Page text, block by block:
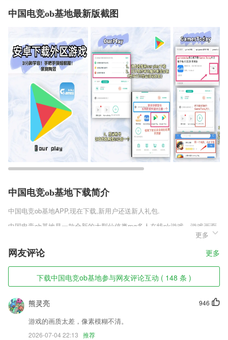
中国电竞ob基地最新版截图
中国电竞ob基地下载简介
中国电竞ob基地APP,现在下载,新用户还送新人礼包.
中国电竞ob基地是一款全新的大型仙侠类rpg多人在线pk游戏，游戏画面
主要由高端引擎打造，使得游戏的表现能力更加丰富多样，不停地进行紧
张刺激的修炼与冒险来增加自己的见识和修为，培养自己的武器，强化自
己的战斗力，碾压对手。
中国电竞ob基地软件特色
1,【供应商的广告平台】
2,找路线、看电影、寻美食
3,随查字典：古文生僻的字很多，我们提供了一款随时查看的字典，方便
用户深入学习和理解古文
更多
网友评论 更多
下载中国电竞ob基地参与网友评论互动 ( 148 条 )
946
熊灵亮
游戏的画质太差，像素模糊不清。
2026-07-04 22:13 推荐